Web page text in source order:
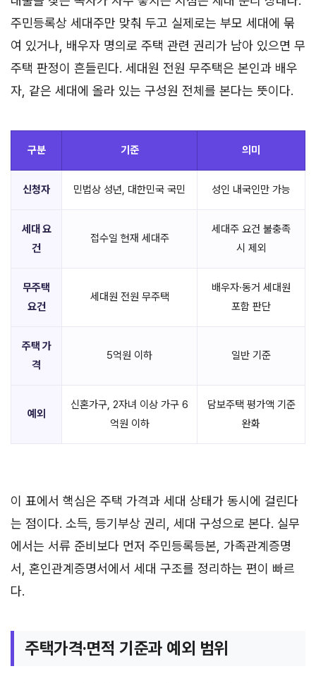
주민등록상 세대주만 맞춰 두고 실제로는 부모 세대에 묶
여 있거나, 배우자 명의로 주택 관련 권리가 남아 있으면 무
주택 판정이 흔들린다. 세대원 전원 무주택은 본인과 배우
자, 같은 세대에 올라 있는 구성원 전체를 본다는 뜻이다.
구분 기준 의미
신청자 민법상 성년, 대한민국 국민 성인 내국인만 가능
세대 요
건
접수일 현재 세대주
세대주 요건 불충족
시 제외
무주택
요건
세대원 전원 무주택
배우자·동거 세대원
포함 판단
주택 가
격
5억원 이하 일반 기준
예외
신혼가구, 2자녀 이상 가구 6
억원 이하
담보주택 평가액 기준
완화
이 표에서 핵심은 주택 가격과 세대 상태가 동시에 걸린다
는 점이다. 소득, 등기부상 권리, 세대 구성으로 본다. 실무
에서는 서류 준비보다 먼저 주민등록등본, 가족관계증명
서, 혼인관계증명서에서 세대 구조를 정리하는 편이 빠르
다.
주택가격·면적 기준과 예외 범위